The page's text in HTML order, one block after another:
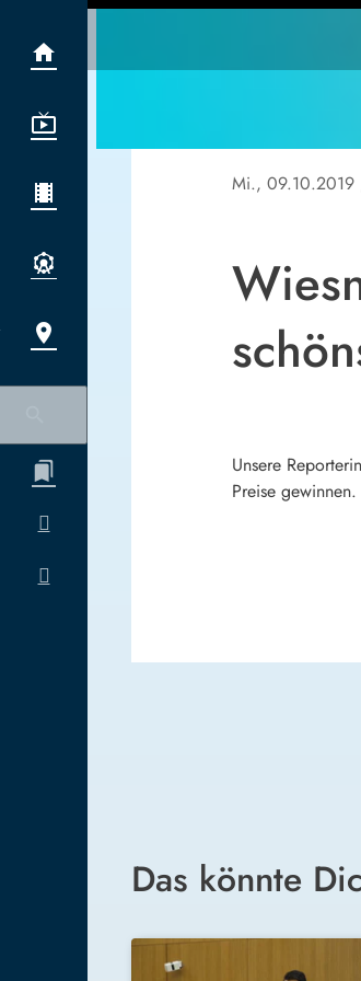
Mi., 09.10.2019
Unsere
Preise gewinnen.
Das könnte